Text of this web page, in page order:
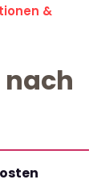
&
nach